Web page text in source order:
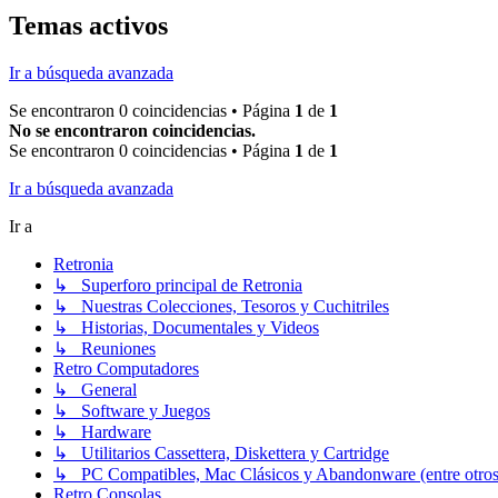
Temas activos
Ir a búsqueda avanzada
Se encontraron 0 coincidencias • Página 1 de 1
No se encontraron coincidencias.
Se encontraron 0 coincidencias • Página 1 de 1
Ir a búsqueda avanzada
Ir a
Retronia
↳ Superforo principal de Retronia
↳ Nuestras Colecciones, Tesoros y Cuchitriles
↳ Historias, Documentales y Videos
↳ Reuniones
Retro Computadores
↳ General
↳ Software y Juegos
↳ Hardware
↳ Utilitarios Cassettera, Diskettera y Cartridge
↳ PC Compatibles, Mac Clásicos y Abandonware (entre